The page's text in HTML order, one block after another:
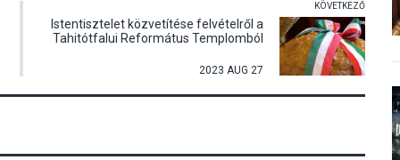
KÖVETKEZŐ
Istentisztelet közvetítése felvételről a
Tahitótfalui Református Templomból
2023 AUG 27